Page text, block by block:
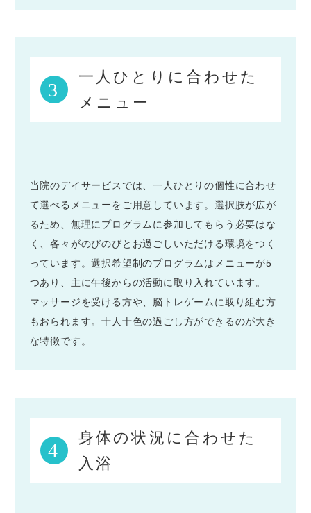
3
一人ひとりに合わせた
メニュー
当院のデイサービスでは、一人ひとりの個性に合わせ
て選べるメニューをご用意しています。選択肢が広が
るため、無理にプログラムに参加してもらう必要はな
く、各々がのびのびとお過ごしいただける環境をつく
っています。選択希望制のプログラムはメニューが5
つあり、主に午後からの活動に取り入れています。
マッサージを受ける方や、脳トレゲームに取り組む方
もおられます。十人十色の過ごし方ができるのが大き
な特徴です。
4
身体の状況に合わせた
入浴